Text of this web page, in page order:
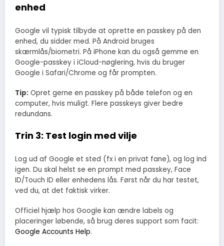
enhed
Google vil typisk tilbyde at oprette en passkey på den
enhed, du sidder med. På Android bruges
skærmlås/biometri. På iPhone kan du også gemme en
Google-passkey i iCloud-nøglering, hvis du bruger
Google i Safari/Chrome og får prompten.
Tip: Opret gerne en passkey på både telefon og en
computer, hvis muligt. Flere passkeys giver bedre
redundans.
Trin 3: Test login med vilje
Log ud af Google et sted (fx i en privat fane), og log ind
igen. Du skal helst se en prompt med passkey, Face
ID/Touch ID eller enhedens lås. Først når du har testet,
ved du, at det faktisk virker.
Officiel hjælp hos Google kan ændre labels og
placeringer løbende, så brug deres support som facit:
Google Accounts Help.